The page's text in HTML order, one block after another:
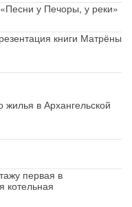
у Печоры, у реки»
книги Матрёны
в Архангельской
первая в
котельная